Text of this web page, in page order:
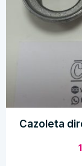
Cazoleta